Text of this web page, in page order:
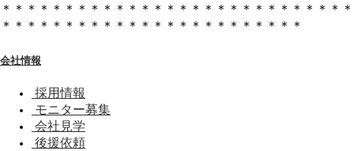
＊＊＊＊＊＊＊＊＊＊＊＊＊＊＊＊＊＊＊＊＊＊＊＊＊＊＊＊
＊＊＊＊＊＊＊＊＊＊＊＊＊＊＊＊＊＊＊＊＊＊＊＊
会社情報
採用情報
モニター募集
会社見学
後援依頼